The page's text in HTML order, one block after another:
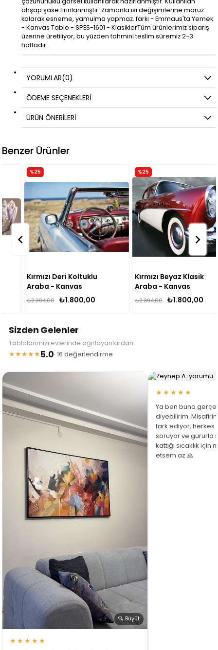
ahşap şase fırınlanmıştır. Zamanla ısı değişimlerine maruz
kalarak esneme, yamulma yapmaz. farkı - Emmaus'ta Yemek
- Kanvas Tablo - SPES-1601 - KlasiklerTüm ürünlerimiz sipariş
üzerine üretiliyor, bu yüzden tahmini teslim süremiz 2-3
haftadır.
YORUMLAR(0)
ÖDEME SEÇENEKLERI
ÜRÜN ÖNERILERI
Benzer Ürünler
Kırmızı Deri Koltuklu
Araba - Kanvas
₺1.800,00
₺2.394,00
Kırmızı Beyaz Klasik
Araba - Kanvas
₺1.800,00
₺2.394,00
Sizden Gelenler
Tablolarımızı evlerinde ağırlayanlardan
★★★★★5.0· 16 değerlendirme
🔍 Büyüt
★★★★★
★★★★★
Ya ben buna
diyebilirim.
fark ediyor, herkes
soruyor ve gururla
kattığı sıcaklık
etsem az 🙏